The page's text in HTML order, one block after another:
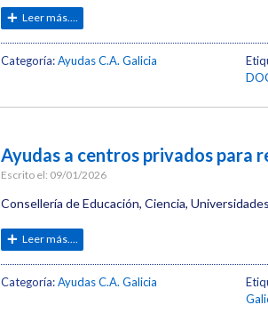
Leer más....
Categoría:Ayudas C.A. Galicia
Ayudas a centros privados para
Escrito el: 09/01/2026
Consellería de Educación, Ciencia,
Leer más....
Categoría:Ayudas C.A. Galicia